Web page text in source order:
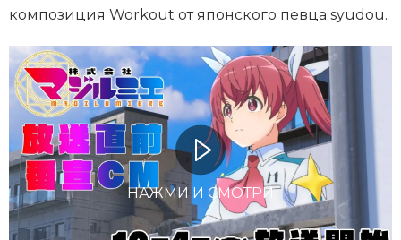
композиция Workout от японского певца syudou.
НАЖМИ И СМОТРИ